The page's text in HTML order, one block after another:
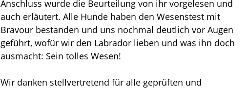
Anschluss wurde die Beurteilung von ihr vorgelesen und
auch erläutert. Alle Hunde haben den Wesenstest mit
Bravour bestanden und uns nochmal deutlich vor Augen
geführt, wofür wir den Labrador lieben und was ihn doch
ausmacht: Sein tolles Wesen!
Wir danken stellvertretend für alle geprüften und